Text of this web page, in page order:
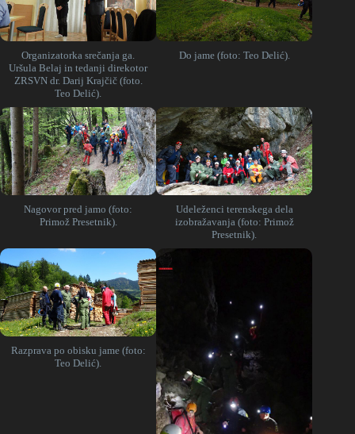
Organizatorka srečanja ga.
Uršula Belaj in tedanji direkotor
ZRSVN dr. Darij Krajčič (foto.
Teo Delić).
Do jame (foto: Teo Delić).
Nagovor pred jamo (foto:
Primož Presetnik).
Udeleženci terenskega dela
izobražavanja (foto: Primož
Presetnik).
Razprava po obisku jame (foto:
Teo Delić).